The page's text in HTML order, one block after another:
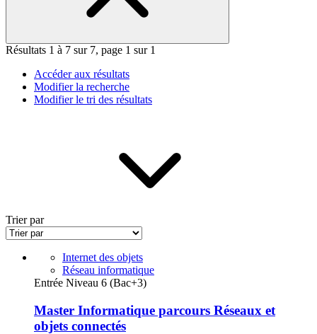
Résultats 1 à 7 sur 7, page 1 sur 1
Accéder aux résultats
Modifier la recherche
Modifier le tri des résultats
Trier par
Internet des objets
Réseau informatique
Entrée Niveau 6 (Bac+3)
Master Informatique parcours Réseaux et
objets connectés